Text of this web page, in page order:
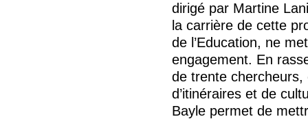
dirigé par Martine
la carrière de cette
de l’Education, ne
engagement. En
de trente chercheurs,
d’itinéraires et de
Bayle permet de